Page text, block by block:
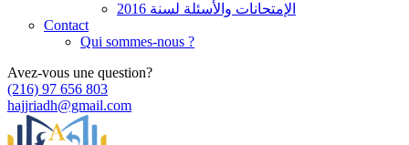
الإمتحانات والأسئلة لسنة 2016
Contact
Qui sommes-nous ?
Avez-vous une question?
(216) 97 656 803
hajjriadh@gmail.com